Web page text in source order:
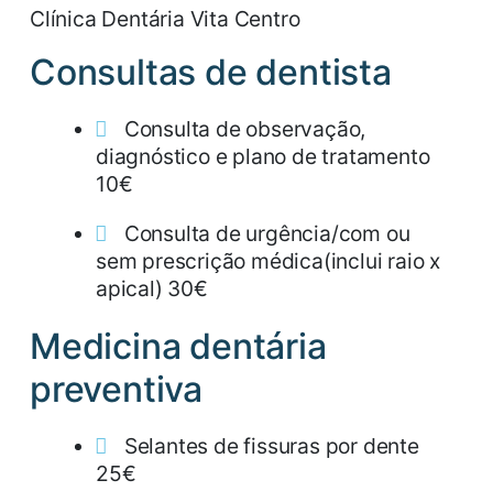
Clínica Dentária Vita Centro
Consultas de dentista
Consulta de observação,
diagnóstico e plano de tratamento
10€
Consulta de urgência/com ou
sem prescrição médica(inclui raio x
apical) 30€
Medicina dentária
preventiva
Selantes de fissuras por dente
25€